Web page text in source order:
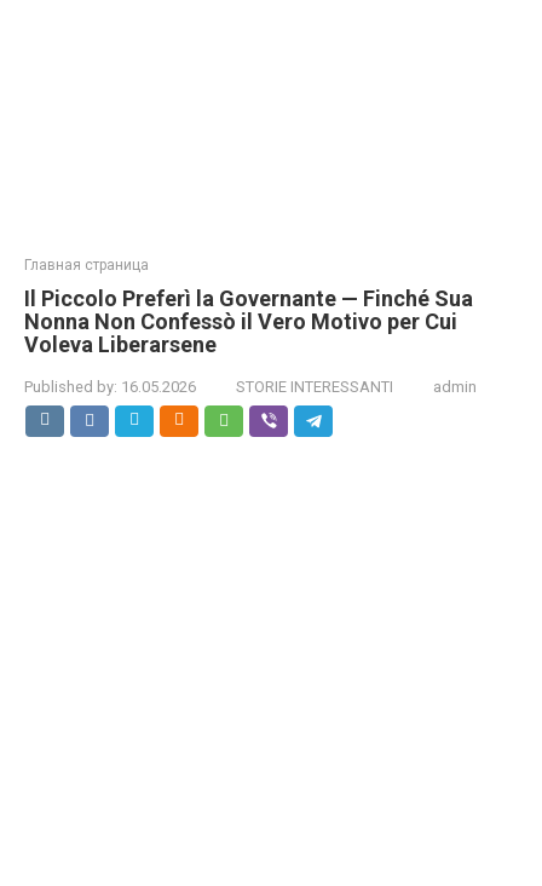
Главная страница
Il Piccolo Preferì la Governante — Finché Sua
Nonna Non Confessò il Vero Motivo per Cui
Voleva Liberarsene
Published by: 16.05.2026 STORIE INTERESSANTI admin